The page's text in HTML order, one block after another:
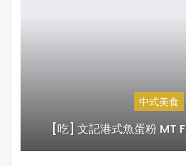
中式美食
[吃] 文記港式魚蛋粉 MT